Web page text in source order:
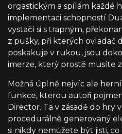
orgastickým a spílám každé
implementaci schopností
vystačí si s trapným,
z pušky, při kterých ovladač
poskakuje v rukou, jsou
imerze, který prostě musíte
Možná úplně nejvíc ale
funkce, kterou autoři
Director. Ta v zásadě do hry
procedurálně generovaný
si nikdy nemůžete být jisti,